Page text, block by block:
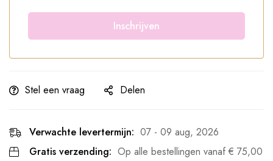
Stel een vraag Delen
Verwachte levertermijn: 07 - 09 aug, 2026
Gratis verzending: Op alle bestellingen vanaf € 75,00